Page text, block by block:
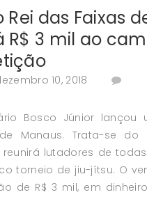
Rei das Faixas
R$ 3 mil ao
10, 2018
Bosco Júnior lançou
Manaus. Trata-se do
reunirá lutadores de
torneio de jiu-jítsu. O
de R$ 3 mil, em